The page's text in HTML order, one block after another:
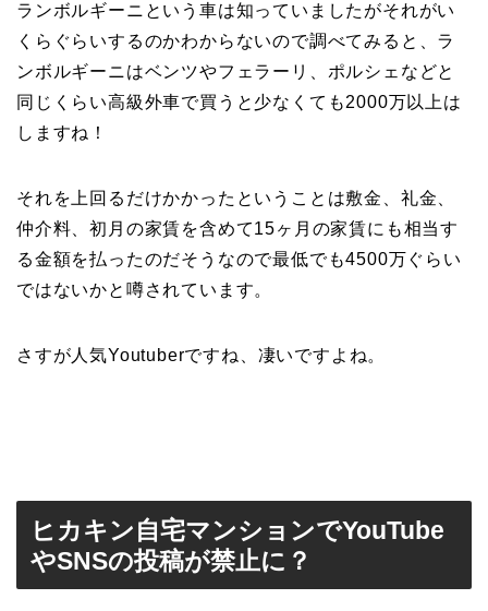
ランボルギーニという車は知っていましたがそれがい
くらぐらいするのかわからないので調べてみると、ラ
ンボルギーニはベンツやフェラーリ、ポルシェなどと
同じくらい高級外車で買うと少なくても2000万以上は
しますね！
それを上回るだけかかったということは敷金、礼金、
仲介料、初月の家賃を含めて15ヶ月の家賃にも相当す
る金額を払ったのだそうなので最低でも4500万ぐらい
ではないかと噂されています。
さすが人気Youtuberですね、凄いですよね。
ヒカキン自宅マンションでYouTube
やSNSの投稿が禁止に？